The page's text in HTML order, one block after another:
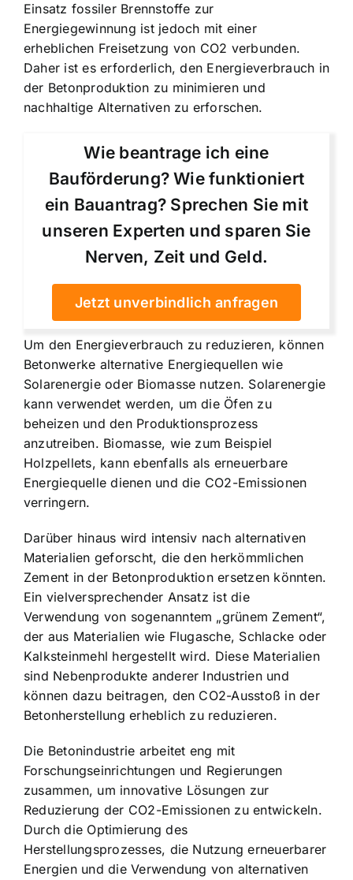
Einsatz fossiler Brennstoffe zur
Energiegewinnung ist jedoch mit einer
erheblichen Freisetzung von CO2 verbunden.
Daher ist es erforderlich, den Energieverbrauch in
der Betonproduktion zu minimieren und
nachhaltige Alternativen zu erforschen.
Wie beantrage ich eine
Bauförderung? Wie funktioniert
ein Bauantrag? Sprechen Sie mit
unseren Experten und sparen Sie
Nerven, Zeit und Geld.
Jetzt unverbindlich anfragen
Um den Energieverbrauch zu reduzieren, können
Betonwerke alternative Energiequellen wie
Solarenergie oder Biomasse nutzen. Solarenergie
kann verwendet werden, um die Öfen zu
beheizen und den Produktionsprozess
anzutreiben. Biomasse, wie zum Beispiel
Holzpellets, kann ebenfalls als erneuerbare
Energiequelle dienen und die CO2-Emissionen
verringern.
Darüber hinaus wird intensiv nach alternativen
Materialien geforscht, die den herkömmlichen
Zement in der Betonproduktion ersetzen könnten.
Ein vielversprechender Ansatz ist die
Verwendung von sogenanntem „grünem Zement“,
der aus Materialien wie Flugasche, Schlacke oder
Kalksteinmehl hergestellt wird. Diese Materialien
sind Nebenprodukte anderer Industrien und
können dazu beitragen, den CO2-Ausstoß in der
Betonherstellung erheblich zu reduzieren.
Die Betonindustrie arbeitet eng mit
Forschungseinrichtungen und Regierungen
zusammen, um innovative Lösungen zur
Reduzierung der CO2-Emissionen zu entwickeln.
Durch die Optimierung des
Herstellungsprozesses, die Nutzung erneuerbarer
Energien und die Verwendung von alternativen